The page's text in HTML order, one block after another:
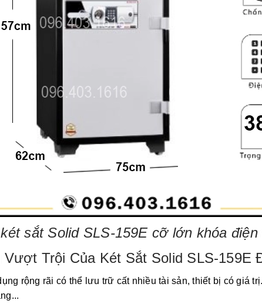
sắt Solid SLS-159E cỡ lớn khóa
Trội Của Két Sắt Solid SLS-159E
rộng rãi có thể lưu trữ cất nhiều tài sản, thiết bị có giá